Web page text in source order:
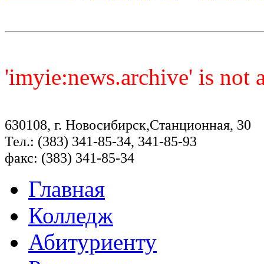
'imyie:news.archive' is not
630108, г. Новосибирск,Станционная, 30
Тел.: (383) 341-85-34, 341-85-93
факс: (383) 341-85-34
Главная
Колледж
Абитуриенту